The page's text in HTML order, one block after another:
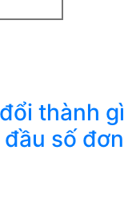
thành gì
số đơn